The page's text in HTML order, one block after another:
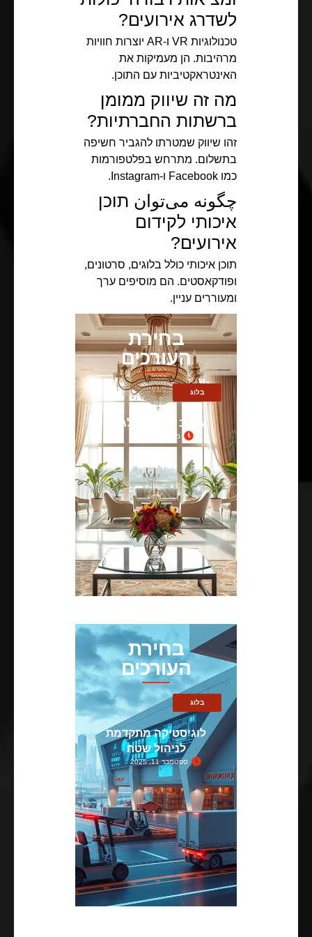
לשדרג אירועים?
טכנולוגיות VR ו-AR יוצרות חוויות
מרהיבות. הן מעמיקות את
האינטראקטיביות עם התוכן.
מה זה שיווק ממומן
ברשתות החברתיות?
זהו שיווק שמטרתו להגביר חשיפה
בתשלום. מתרחש בפלטפורמות
כמו Facebook ו-Instagram.
چگونه می‌توان תוכן
איכותי לקידום
אירועים?
תוכן איכותי כולל בלוגים, סרטונים,
ופודקאסטים. הם מוסיפים ערך
ומעוררים עניין.
בחירת
העורכים
בלוג
עיצוב מרהיב אלגנטי
מאי 21, 2026
בחירת
העורכים
בלוג
לוגיסטיקה מתקדמת
לניהול שטח
ספטמבר 11, 2025